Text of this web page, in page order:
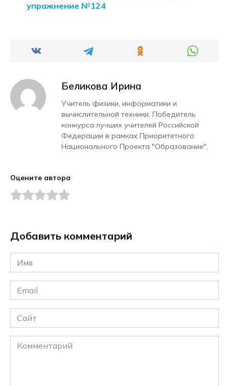
упражнение №124
Беликова Ирина
Учитель физики, информатики и
вычислительной техники. Победитель
конкурса лучших учителей Российской
Федерации в рамках Приоритетного
Национального Проекта "Образование".
Оцените автора
Добавить комментарий
Имя
*
Email
*
Сайт
Комментарий